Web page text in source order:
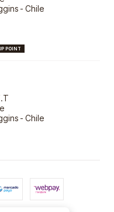
- Chile
POINT
- Chile